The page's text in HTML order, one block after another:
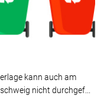
kann auch am
nicht durchgef...